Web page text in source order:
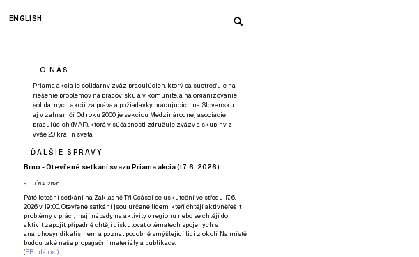
ENGLISH
O NÁS
Priama akcia je solidárny zväz pracujúcich, ktorý sa sústreďuje na
riešenie problémov na pracovisku a v komunite, a na organizovanie
solidárnych akcií za práva a požiadavky pracujúcich na Slovensku
aj v zahraničí. Od roku 2000 je sekciou Medzinárodnej asociácie
pracujúcich (MAP), ktorá v súčasnosti združuje zväzy a skupiny z
vyše 20 krajín sveta.
ĎALŠIE SPRÁVY
Brno - Otevřené setkání svazu Priama akcia (17. 6. 2026)
9. JÚNA 2026
Páté letošní setkání na Základně Tři Ocásci se uskuteční ve středu 17. 6.
2026 v 19:00. Otevřené setkání jsou určené lidem, kteří chtějí aktivněřešit
problémy v práci, mají nápady na aktivity v regionu nebo se chtějí do
aktivit zapojit, případně chtějí diskutovat o tématech spojených s
anarchosyndikalismem a poznat podobně smýšlející lidi z okolí. Na místě
budou také naše propagační materiály a publikace.
(FB událost)